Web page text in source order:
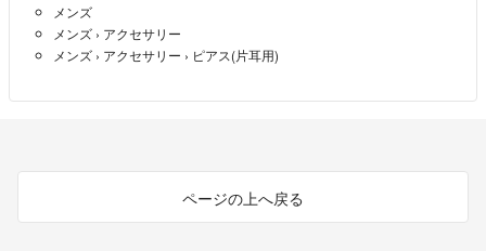
メンズ
メンズ › アクセサリー
メンズ › アクセサリー › ピアス(片耳用)
ページの上へ戻る